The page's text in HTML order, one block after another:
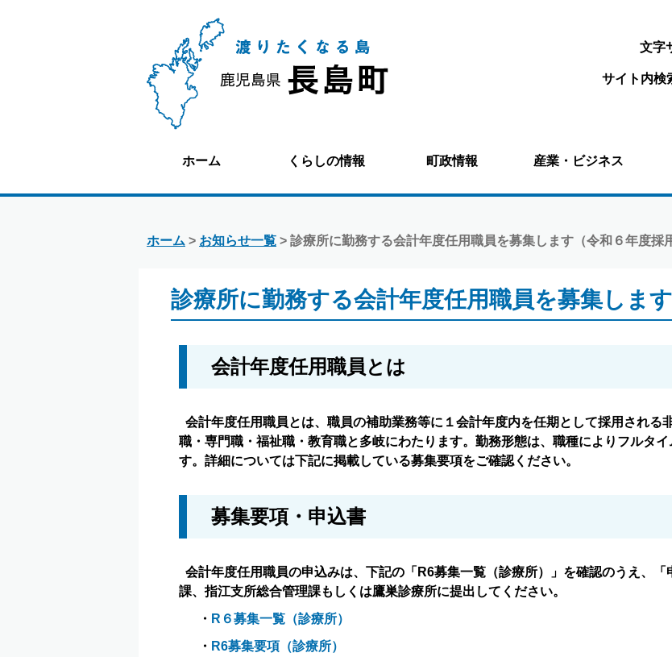
文字
サイト内検
ホーム くらしの情報 町政情報 産業・ビジネス
ホーム > お知らせ一覧 > 診療所に勤務する会計年度任用職員を募集します（令和６年度採
診療所に勤務する会計年度任用職員を募集します
会計年度任用職員とは
会計年度任用職員とは、職員の補助業務等に１会計年度内を任期として採用される
職・専門職・福祉職・教育職と多岐にわたります。勤務形態は、職種によりフルタ
す。詳細については下記に掲載している募集要項をご確認ください。
募集要項・申込書
会計年度任用職員の申込みは、下記の「R6募集一覧（診療所）」を確認のうえ、
課、指江支所総合管理課もしくは鷹巣診療所に提出してください。
・ R６募集一覧（診療所）
・ R6募集要項（診療所）